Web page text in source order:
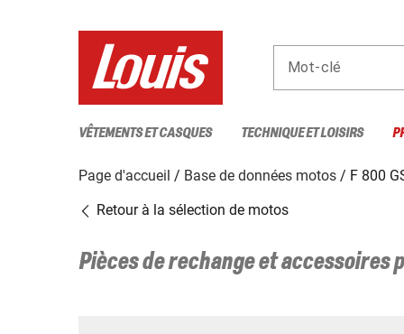
Mot-clé
VÊTEMENTS ET CASQUES TECHNIQUE ET LOISIRS
Page d'accueil Base de données motos
F 800
Retour à la sélection de motos
Pièces de rechange et accessoires